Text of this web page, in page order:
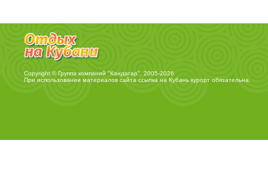
Copyright © Группа компаний "Кандагар", 2005-2026
При использовании материалов сайта ссылка на Кубань курортобязательна.